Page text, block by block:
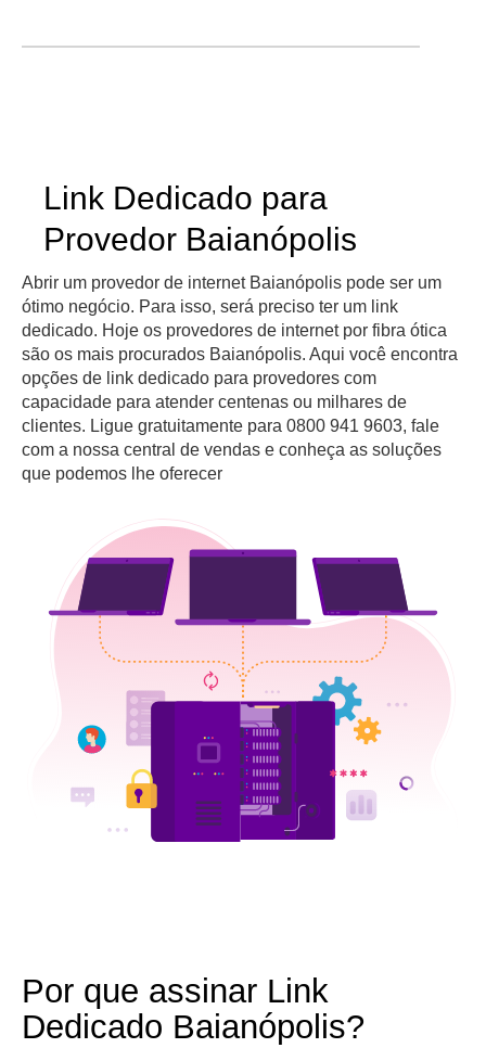
Link Dedicado para
Provedor Baianópolis
Abrir um provedor de internet Baianópolis pode ser um
ótimo negócio. Para isso, será preciso ter um link
dedicado. Hoje os provedores de internet por fibra ótica
são os mais procurados Baianópolis. Aqui você encontra
opções de link dedicado para provedores com
capacidade para atender centenas ou milhares de
clientes. Ligue gratuitamente para 0800 941 9603, fale
com a nossa central de vendas e conheça as soluções
que podemos lhe oferecer
Por que assinar Link
Dedicado Baianópolis?